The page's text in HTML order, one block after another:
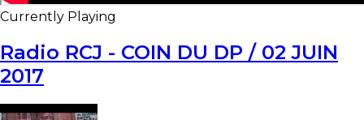
Currently Playing
Radio RCJ - COIN DU DP / 02 JUIN
2017